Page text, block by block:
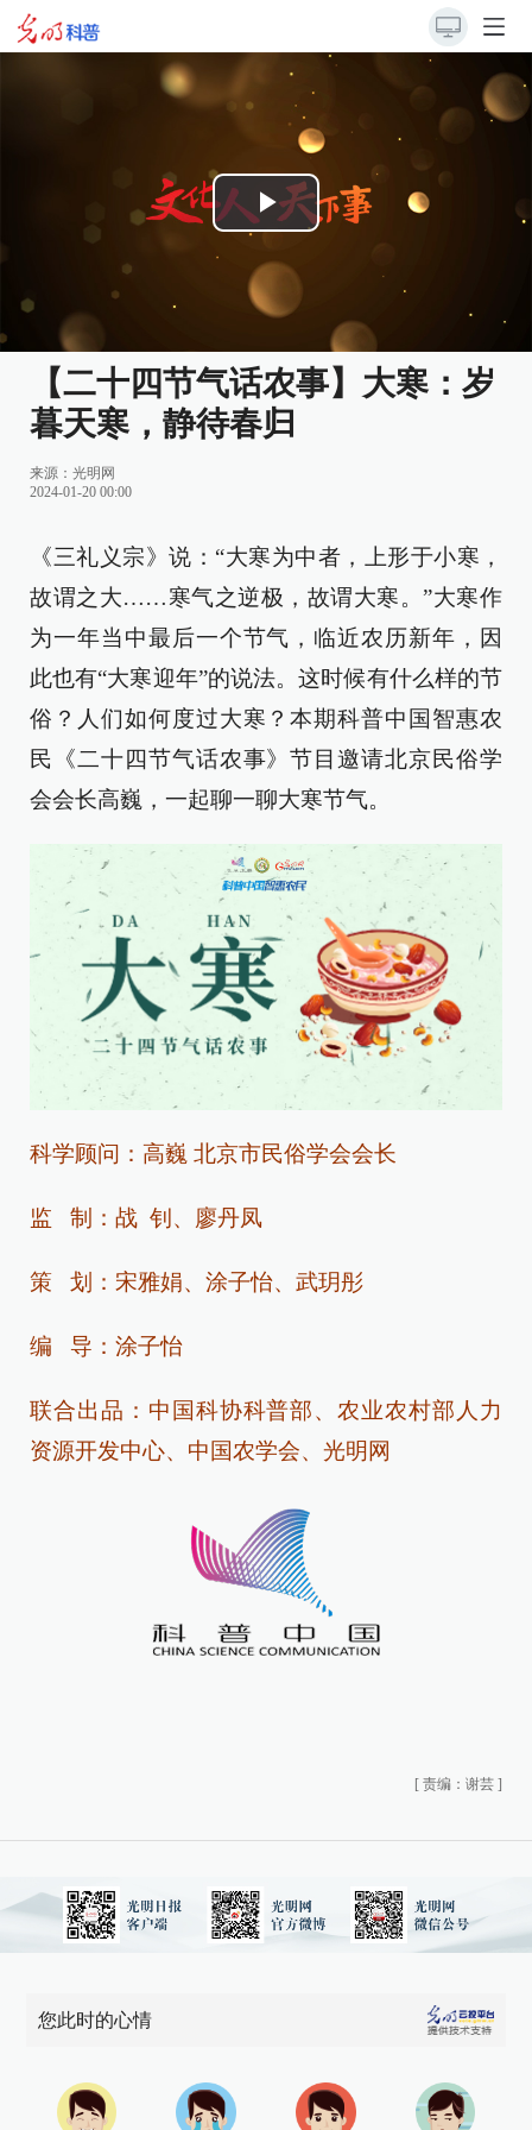
Play
Video
【二十四节气话农事】大寒：岁
暮天寒，静待春归
来源：光明网
2024-01-20 00:00
《三礼义宗》说：“大寒为中者，上形于小寒，
故谓之大……寒气之逆极，故谓大寒。”大寒作
为一年当中最后一个节气，临近农历新年，因
此也有“大寒迎年”的说法。这时候有什么样的节
俗？人们如何度过大寒？本期科普中国智惠农
民《二十四节气话农事》节目邀请北京民俗学
会会长高巍，一起聊一聊大寒节气。
科学顾问：高巍 北京市民俗学会会长
监 制：战 钊、廖丹凤
策 划：宋雅娟、涂子怡、 武玥彤
编 导：涂子怡
联合出品：中国科协科普部、农业农村部人力
资源开发中心、中国农学会、光明网
[ 责编：谢芸 ]
您此时的心情